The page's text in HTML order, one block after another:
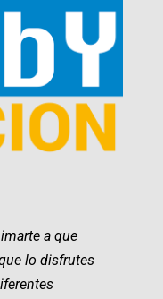
a que
lo disfrutes